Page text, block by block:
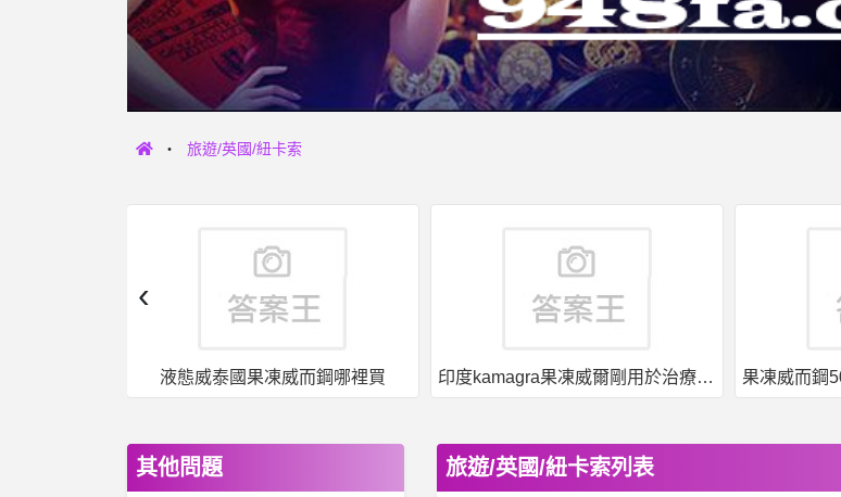
旅遊/英國/紐卡索
液態威泰國果凍威而鋼哪裡買 印度kamagra果凍威爾剛用於治療男性勃起功能障礙
‹
其他問題 旅遊/英國/紐卡索列表